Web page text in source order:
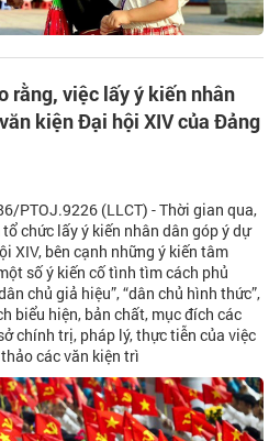
rằng, việc lấy ý kiến nhân
kiện Đại hội XIV của Đảng
PTOJ.9226 (LLCT) - Thời gian qua,
chức lấy ý kiến nhân dân góp ý dự
XIV, bên cạnh những ý kiến tâm
số ý kiến cố tình tìm cách phủ
chủ giả hiệu”, “dân chủ hình thức”,
biểu hiện, bản chất, mục đích các
chính trị, pháp lý, thực tiễn của việc
các văn kiện trì